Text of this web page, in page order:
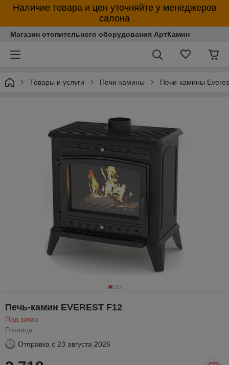
Наличие товара и цен уточняйте у менеджеров
салона
Магазин отопительного оборудования АртКамин
Товары и услуги Печи-камины Печи-камины
Печь-камин EVEREST F12
Под заказ
Розница
Отправка с 23 августа 2026